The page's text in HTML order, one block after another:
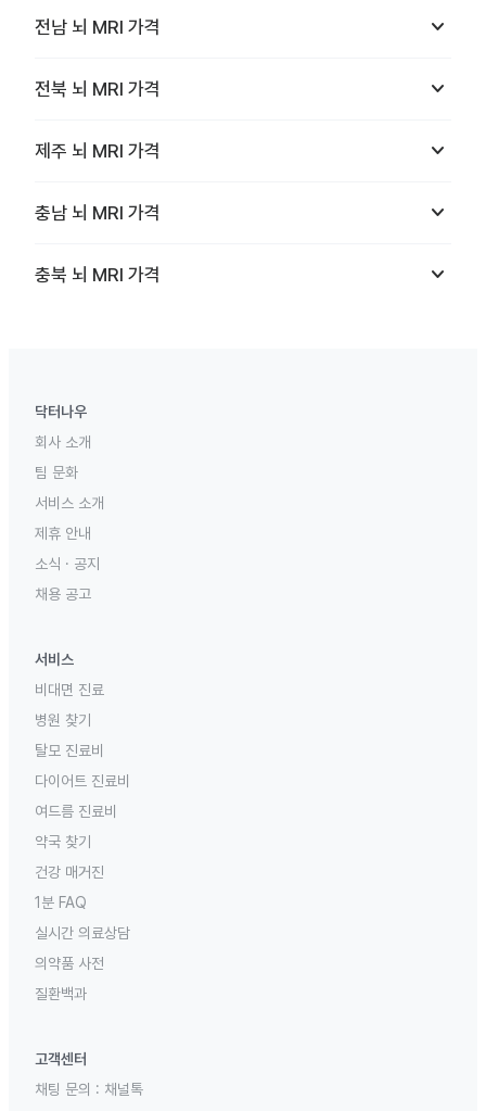
전남 뇌 MRI 가격 keyboard_arrow_down
전북 뇌 MRI 가격 keyboard_arrow_down
제주 뇌 MRI 가격 keyboard_arrow_down
충남 뇌 MRI 가격 keyboard_arrow_down
충북 뇌 MRI 가격 keyboard_arrow_down
닥터나우
회사 소개
팀 문화
서비스 소개
제휴 안내
소식 · 공지
채용 공고
서비스
비대면 진료
병원 찾기
탈모 진료비
다이어트 진료비
여드름 진료비
약국 찾기
건강 매거진
1분 FAQ
실시간 의료상담
의약품 사전
질환백과
고객센터
채팅 문의 : 채널톡